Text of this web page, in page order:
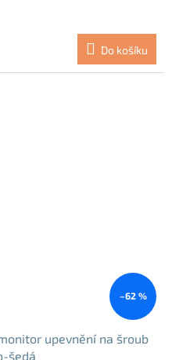
Do košíku
–62 %
upevnění na šroub
šedá